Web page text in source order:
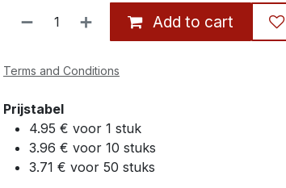
Add to cart
Terms and Conditions
Prijstabel
4.95 € voor 1 stuk
3.96 € voor 10 stuks
3.71 € voor 50 stuks